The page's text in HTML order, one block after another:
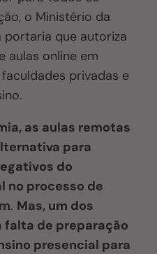
o Ministério da
portaria que autoriza
aulas online em
privadas e
as aulas remotas
para
do
no processo de
. Mas, um dos
falta de preparação
presencial para